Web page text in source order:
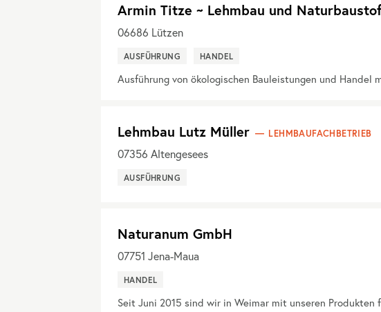
Armin Titze ~ Lehmbau und
06686 Lützen
AUSFÜHRUNG HANDEL
Ausführung von ökologischen Bauleistungen und Handel
Lehmbau Lutz Müller LEHMBAUFACHBETRIEB
07356 Altengesees
AUSFÜHRUNG
Naturanum GmbH
07751 Jena-Maua
HANDEL
Seit Juni 2015 sind wir in Weimar mit unseren Produkten